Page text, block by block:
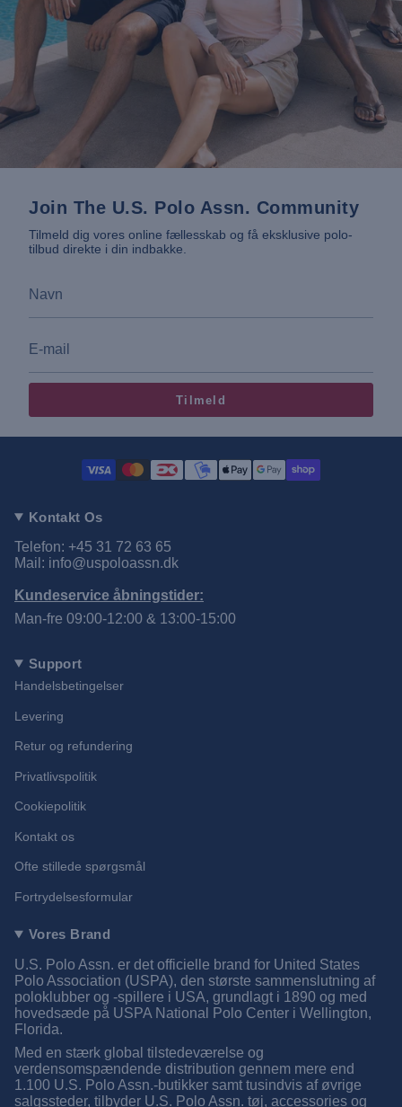
Join The U.S. Polo Assn. Community
Tilmeld dig vores online fællesskab og få eksklusive polo-
tilbud direkte i din indbakke.
Tilmeld
Kontakt Os
Telefon: +45 31 72 63 65
Mail: info@uspoloassn.dk
Kundeservice åbningstider:
Man-fre 09:00-12:00 & 13:00-15:00
Support
Handelsbetingelser
Levering
Retur og refundering
Privatlivspolitik
Cookiepolitik
Kontakt os
Ofte stillede spørgsmål
Fortrydelsesformular
Vores Brand
U.S. Polo Assn. er det officielle brand for United States
Polo Association (USPA), den største sammenslutning af
poloklubber og -spillere i USA, grundlagt i 1890 og med
hovedsæde på USPA National Polo Center i Wellington,
Florida.
Med en stærk global tilstedeværelse og
verdensomspændende distribution gennem mere end
1.100 U.S. Polo Assn.-butikker samt tusindvis af øvrige
salgssteder, tilbyder U.S. Polo Assn. tøj, accessories og